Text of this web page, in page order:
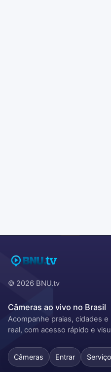
© 2026 BNU.tv
Câmeras ao vivo no Brasil
Acompanhe praias, cidades
real, com acesso rápido e
Câmeras Entrar